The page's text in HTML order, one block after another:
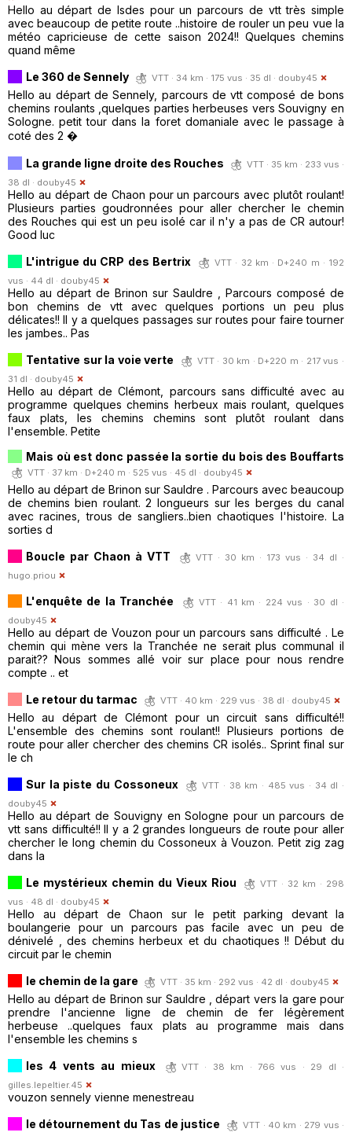
Hello au départ de Isdes pour un parcours de vtt très simple
avec beaucoup de petite route ..histoire de rouler un peu vue la
météo capricieuse de cette saison 2024!! Quelques chemins
quand même
Le 360 de Sennely
VTT · 34 km · 175 vus · 35 dl · douby45
Hello au départ de Sennely, parcours de vtt composé de bons
chemins roulants ,quelques parties herbeuses vers Souvigny en
Sologne. petit tour dans la foret domaniale avec le passage à
coté des 2 �
La grande ligne droite des Rouches
VTT · 35 km · 233 vus ·
38 dl · douby45
Hello au départ de Chaon pour un parcours avec plutôt roulant!
Plusieurs parties goudronnées pour aller chercher le chemin
des Rouches qui est un peu isolé car il n'y a pas de CR autour!
Good luc
L'intrigue du CRP des Bertrix
VTT · 32 km · D+240 m · 192
vus · 44 dl · douby45
Hello au départ de Brinon sur Sauldre , Parcours composé de
bon chemins de vtt avec quelques portions un peu plus
délicates!! Il y a quelques passages sur routes pour faire tourner
les jambes.. Pas
Tentative sur la voie verte
VTT · 30 km · D+220 m · 217 vus ·
31 dl · douby45
Hello au départ de Clémont, parcours sans difficulté avec au
programme quelques chemins herbeux mais roulant, quelques
faux plats, les chemins chemins sont plutôt roulant dans
l'ensemble. Petite
Mais où est donc passée la sortie du bois des Bouffarts
VTT · 37 km · D+240 m · 525 vus · 45 dl · douby45
Hello au départ de Brinon sur Sauldre . Parcours avec beaucoup
de chemins bien roulant. 2 longueurs sur les berges du canal
avec racines, trous de sangliers..bien chaotiques l'histoire. La
sorties d
Boucle par Chaon à VTT
VTT · 30 km · 173 vus · 34 dl ·
hugo.priou
L'enquête de la Tranchée
VTT · 41 km · 224 vus · 30 dl ·
douby45
Hello au départ de Vouzon pour un parcours sans difficulté . Le
chemin qui mène vers la Tranchée ne serait plus communal il
parait?? Nous sommes allé voir sur place pour nous rendre
compte .. et
Le retour du tarmac
VTT · 40 km · 229 vus · 38 dl · douby45
Hello au départ de Clémont pour un circuit sans difficulté!!
L'ensemble des chemins sont roulant!! Plusieurs portions de
route pour aller chercher des chemins CR isolés.. Sprint final sur
le ch
Sur la piste du Cossoneux
VTT · 38 km · 485 vus · 34 dl ·
douby45
Hello au départ de Souvigny en Sologne pour un parcours de
vtt sans difficulté!! Il y a 2 grandes longueurs de route pour aller
chercher le long chemin du Cossoneux à Vouzon. Petit zig zag
dans la
Le mystérieux chemin du Vieux Riou
VTT · 32 km · 298
vus · 48 dl · douby45
Hello au départ de Chaon sur le petit parking devant la
boulangerie pour un parcours pas facile avec un peu de
dénivelé , des chemins herbeux et du chaotiques !! Début du
circuit par le chemin
le chemin de la gare
VTT · 35 km · 292 vus · 42 dl · douby45
Hello au départ de Brinon sur Sauldre , départ vers la gare pour
prendre l'ancienne ligne de chemin de fer légèrement
herbeuse ..quelques faux plats au programme mais dans
l'ensemble les chemins s
les 4 vents au mieux
VTT · 38 km · 766 vus · 29 dl ·
gilles.lepeltier.45
vouzon sennely vienne menestreau
le détournement du Tas de justice
VTT · 40 km · 279 vus ·